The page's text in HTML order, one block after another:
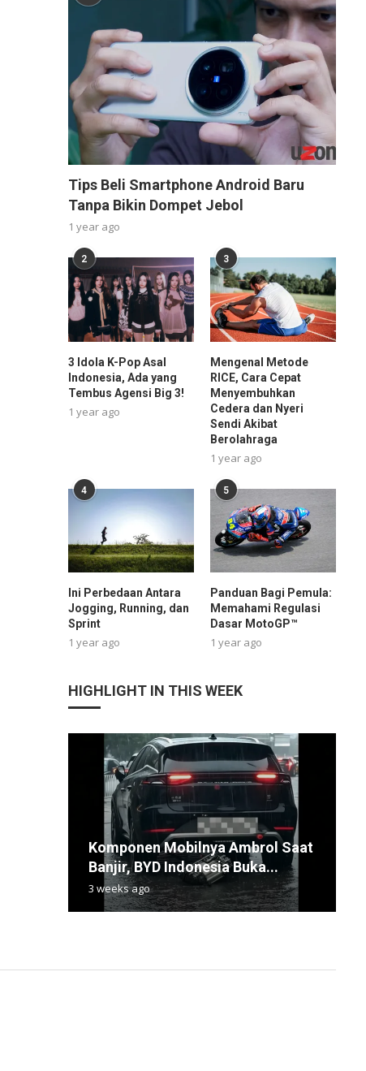
Tips Beli Smartphone Android Baru
Tanpa Bikin Dompet Jebol
1 year ago
2
3 Idola K-Pop Asal
Indonesia, Ada yang
Tembus Agensi Big 3!
1 year ago
3
Mengenal Metode
RICE, Cara Cepat
Menyembuhkan
Cedera dan Nyeri
Sendi Akibat
Berolahraga
1 year ago
4
Ini Perbedaan Antara
Jogging, Running, dan
Sprint
1 year ago
5
Panduan Bagi Pemula:
Memahami Regulasi
Dasar MotoGP™
1 year ago
HIGHLIGHT IN THIS WEEK
Komponen Mobilnya Ambrol Saat
Banjir, BYD Indonesia Buka...
3 weeks ago